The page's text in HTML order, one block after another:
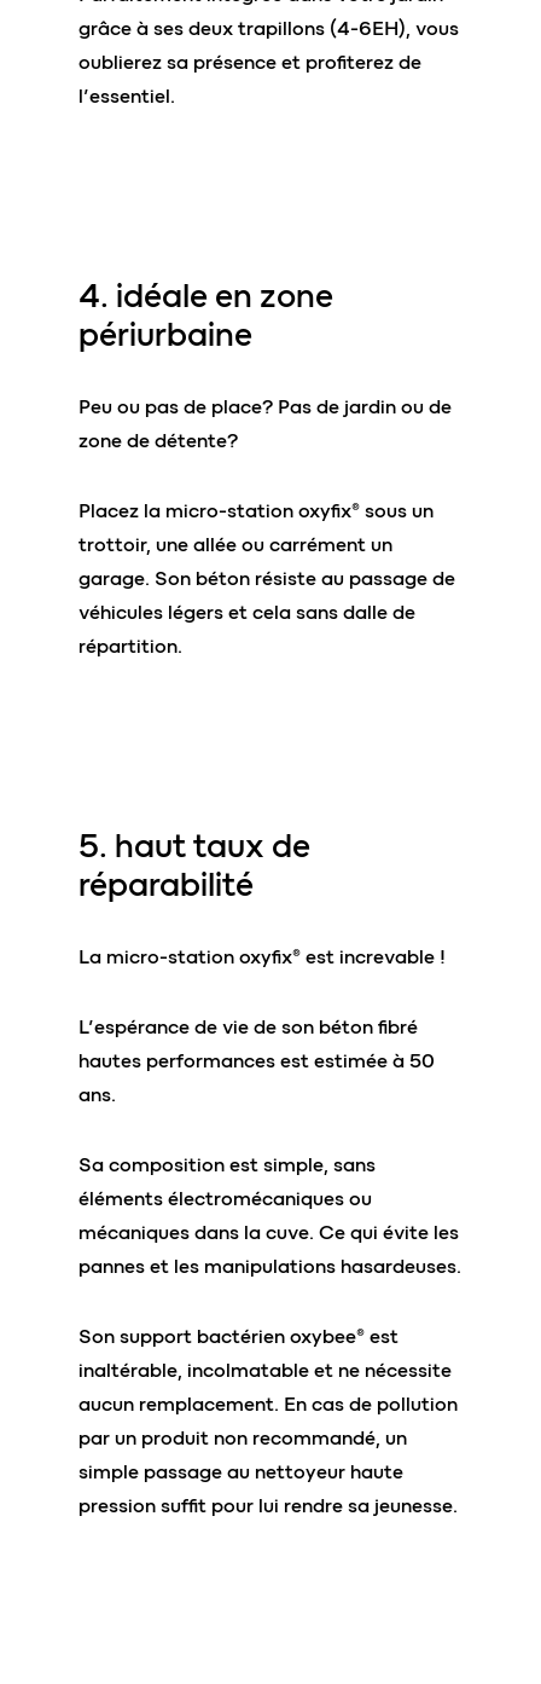
grâce à ses deux trapillons (4-6EH), vous
oublierez sa présence et profiterez de
l’essentiel.
4. idéale en zone
périurbaine
Peu ou pas de place? Pas de jardin ou de
zone de détente?
Placez la micro-station oxyfix® sous un
trottoir, une allée ou carrément un
garage. Son béton résiste au passage de
véhicules légers et cela sans dalle de
répartition.
5. haut taux de
réparabilité
La micro-station oxyfix® est increvable !
L’espérance de vie de son béton fibré
hautes performances est estimée à 50
ans.
Sa composition est simple, sans
éléments électromécaniques ou
mécaniques dans la cuve. Ce qui évite les
pannes et les manipulations hasardeuses.
Son support bactérien oxybee® est
inaltérable, incolmatable et ne nécessite
aucun remplacement. En cas de pollution
par un produit non recommandé, un
simple passage au nettoyeur haute
pression suffit pour lui rendre sa jeunesse.